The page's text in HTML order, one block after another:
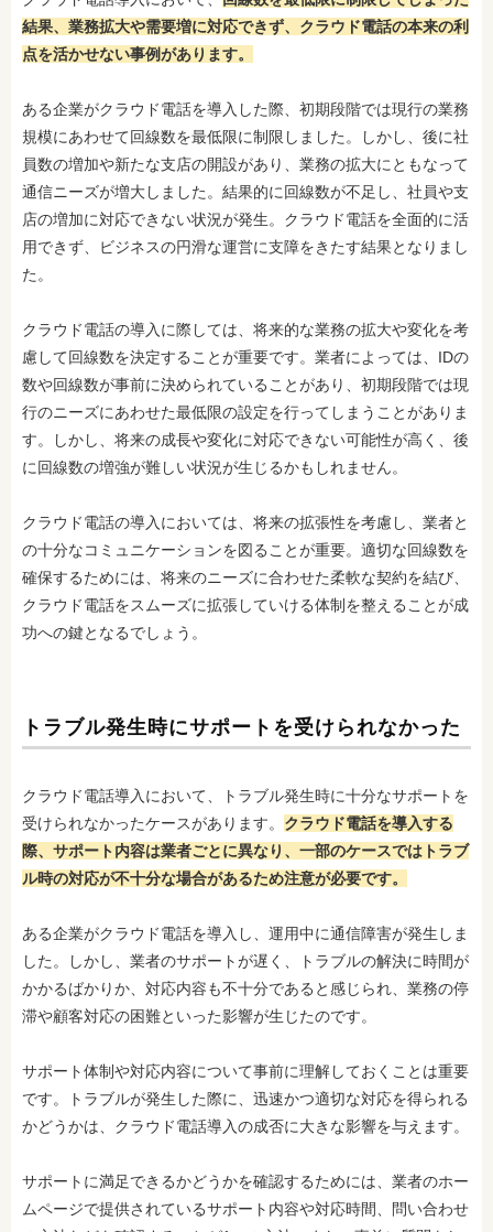
結果、業務拡大や需要増に対応できず、クラウド電話の本来の利
点を活かせない事例があります。
ある企業がクラウド電話を導入した際、初期段階では現行の業務
規模にあわせて回線数を最低限に制限しました。しかし、後に社
員数の増加や新たな支店の開設があり、業務の拡大にともなって
通信ニーズが増大しました。結果的に回線数が不足し、社員や支
店の増加に対応できない状況が発生。クラウド電話を全面的に活
用できず、ビジネスの円滑な運営に支障をきたす結果となりまし
た。
クラウド電話の導入に際しては、将来的な業務の拡大や変化を考
慮して回線数を決定することが重要です。業者によっては、IDの
数や回線数が事前に決められていることがあり、初期段階では現
行のニーズにあわせた最低限の設定を行ってしまうことがありま
す。しかし、将来の成長や変化に対応できない可能性が高く、後
に回線数の増強が難しい状況が生じるかもしれません。
クラウド電話の導入においては、将来の拡張性を考慮し、業者と
の十分なコミュニケーションを図ることが重要。適切な回線数を
確保するためには、将来のニーズに合わせた柔軟な契約を結び、
クラウド電話をスムーズに拡張していける体制を整えることが成
功への鍵となるでしょう。
トラブル発生時にサポートを受けられなかった
クラウド電話導入において、トラブル発生時に十分なサポートを
受けられなかったケースがあります。 クラウド電話を導入する
際、サポート内容は業者ごとに異なり、一部のケースではトラブ
ル時の対応が不十分な場合があるため注意が必要です。
ある企業がクラウド電話を導入し、運用中に通信障害が発生しま
した。しかし、業者のサポートが遅く、トラブルの解決に時間が
かかるばかりか、対応内容も不十分であると感じられ、業務の停
滞や顧客対応の困難といった影響が生じたのです。
サポート体制や対応内容について事前に理解しておくことは重要
です。トラブルが発生した際に、迅速かつ適切な対応を得られる
かどうかは、クラウド電話導入の成否に大きな影響を与えます。
サポートに満足できるかどうかを確認するためには、業者のホー
ムページで提供されているサポート内容や対応時間、問い合わせ